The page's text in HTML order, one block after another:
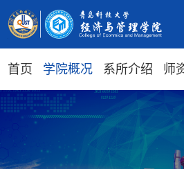
首页 学院概况 系所介绍 师